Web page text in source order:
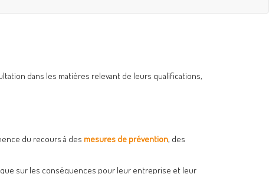
dans les matières relevant de leurs qualifications,
du recours à des mesures de prévention, des
sur les conséquences pour leur entreprise et leur